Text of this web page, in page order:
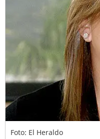
Foto: El Heraldo